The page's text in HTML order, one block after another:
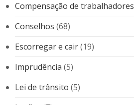
Compensação de trabalhadores
Conselhos (68)
Escorregar e cair(19)
Imprudência (5)
Lei de trânsito (5)